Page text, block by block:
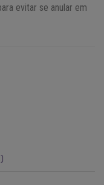
evitar se anular em